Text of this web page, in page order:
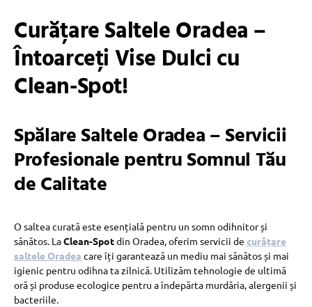
Curățare Saltele Oradea –
Întoarceți Vise Dulci cu
Clean-Spot!
Spălare Saltele Oradea – Servicii
Profesionale pentru Somnul Tău
de Calitate
O saltea curată este esențială pentru un somn odihnitor și
sănătos. LaClean-Spotdin Oradea, oferim servicii de curățare
saltele Oradea care îți garantează un mediu mai sănătos și mai
igienic pentru odihna ta zilnică. Utilizăm tehnologie de ultimă
oră și produse ecologice pentru a îndepărta murdăria, alergenii și
bacteriile.